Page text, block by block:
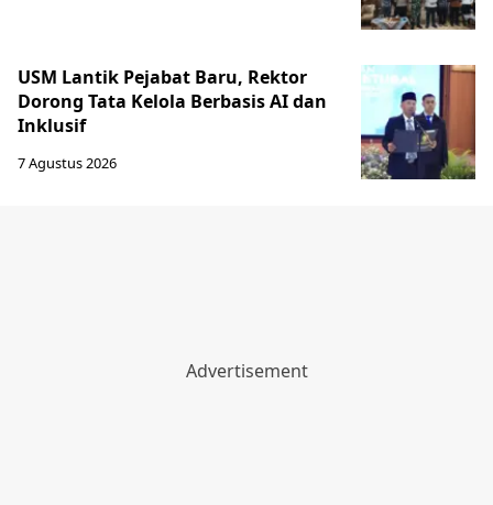
USM Lantik Pejabat Baru, Rektor
Dorong Tata Kelola Berbasis AI dan
Inklusif
7 Agustus 2026